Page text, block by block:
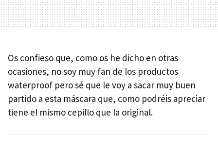
Os confieso que, como os he dicho en otras
ocasiones, no soy muy fan de los productos
waterproof pero sé que le voy a sacar muy buen
partido a esta máscara que, como podréis apreciar
tiene el mismo cepillo que la original.